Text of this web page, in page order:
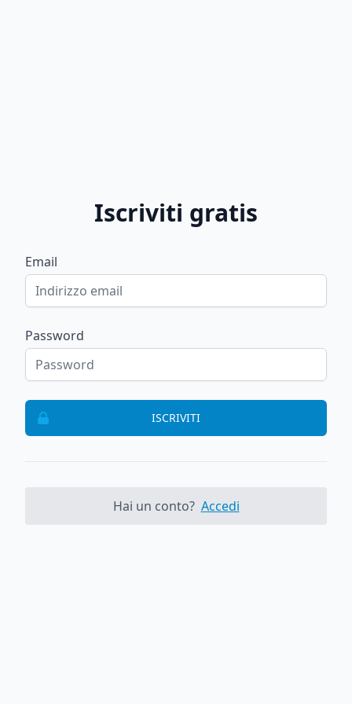
Iscriviti gratis
Email
Password
ISCRIVITI
Hai un conto? Accedi